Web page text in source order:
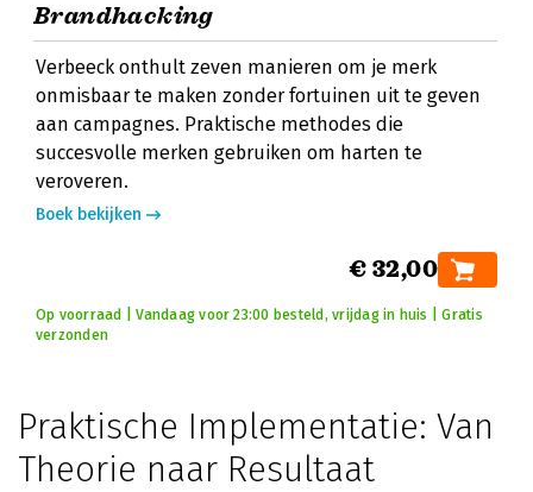
Brandhacking
Verbeeck onthult zeven manieren om je merk
onmisbaar te maken zonder fortuinen uit te geven
aan campagnes. Praktische methodes die
succesvolle merken gebruiken om harten te
veroveren.
Boek bekijken
€ 32,00
Op voorraad | Vandaag voor 23:00 besteld, vrijdag in huis | Gratis
verzonden
Praktische Implementatie: Van
Theorie naar Resultaat